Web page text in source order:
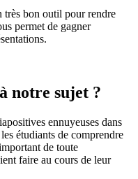
très bon outil pour rendre
permet de gagner
notre sujet ?
ennuyeuses dans
étudiants de comprendre
de toute
faire au cours de leur